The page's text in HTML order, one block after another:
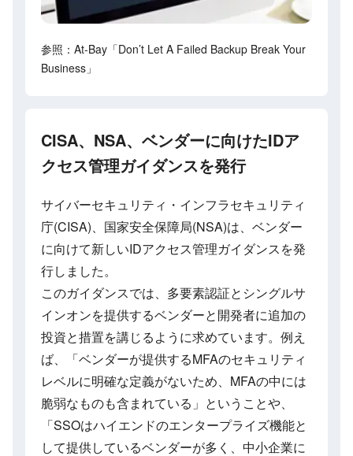
参照：At-Bay「Don’t Let A Failed Backup Break Your
Business」
CISA、NSA、ベンダーに向けたIDア
クセス管理ガイダンスを発行
サイバーセキュリティ・インフラセキュリティ
庁(CISA)、国家安全保障局(NSA)は、ベンダー
に向けて新しいIDアクセス管理ガイダンスを発
行しました。
このガイダンスでは、多要素認証とシングルサ
インオンを提供するベンダーと開発者に追加の
投資と措置を講じるように求めています。例え
ば、「ベンダーが提供するMFAのセキュリティ
レベルに明確な定義がないため、MFAの中には
脆弱なものも含まれている」ということや、
「SSOはハイエンドのエンタープライズ機能と
して提供しているベンダーが多く、中小企業に